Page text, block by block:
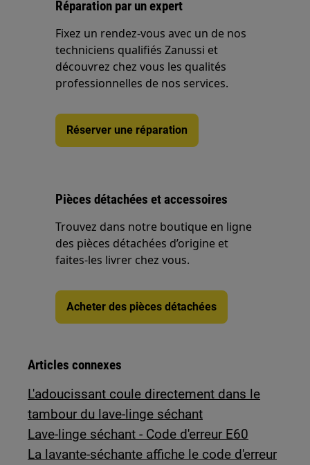
Réparation par un expert
Fixez un rendez-vous avec un de nos
techniciens qualifiés Zanussi et
découvrez chez vous les qualités
professionnelles de nos services.
Réserver une réparation
Pièces détachées et accessoires
Trouvez dans notre boutique en ligne
des pièces détachées d’origine et
faites-les livrer chez vous.
Acheter des pièces détachées
Articles connexes
L'adoucissant coule directement dans le
tambour du lave-linge séchant
Lave-linge séchant - Code d'erreur E60
La lavante-séchante affiche le code d'erreur